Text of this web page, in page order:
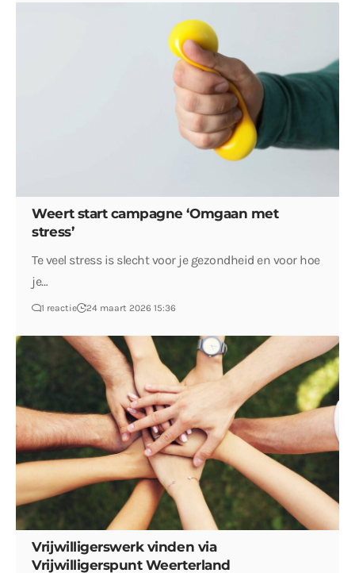
Weert start campagne ‘Omgaan met
stress’
Te veel stress is slecht voor je gezondheid en voor hoe
je…
1 reactie 24 maart 2026 15:36
Vrijwilligerswerk vinden via
Vrijwilligerspunt Weerterland